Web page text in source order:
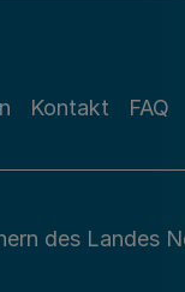
Kontakt FAQ
des Landes